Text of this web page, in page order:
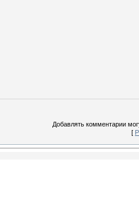
Добавлять комментарии
[